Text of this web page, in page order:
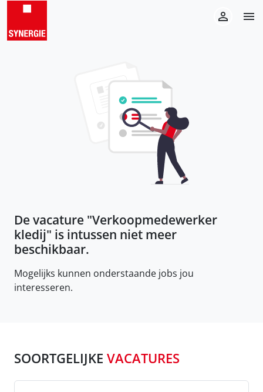
De vacature "Verkoopmedewerker
kledij" is intussen niet meer
beschikbaar.
Mogelijks kunnen onderstaande jobs jou
interesseren.
SOORTGELIJKE VACATURES